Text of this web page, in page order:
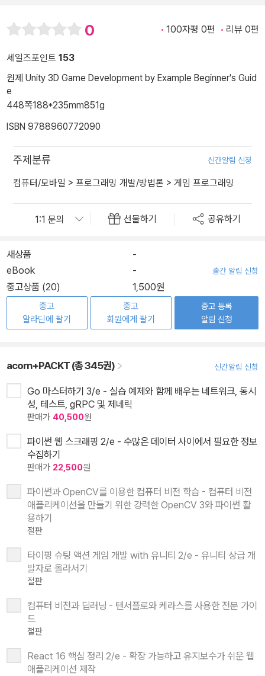
0 100자평 0편 리뷰 0편
세일즈포인트 153
원제 Unity 3D Game Development by Example Beginner's Guid
e
448쪽188*235mm851g
ISBN 9788960772090
주제분류 신간알림 신청
컴퓨터/모바일 > 프로그래밍 개발/방법론 > 게임 프로그래밍
선물하기 공유하기
새상품
-
eBook
- 출간 알림 신청
중고상품 (20) 1,500원
중고
알라딘에 팔기
중고
회원에게 팔기
중고 등록
알림 신청
acorn+PACKT (총 345권) 신간알림 신청
Go 마스터하기 3/e - 실습 예제와 함께 배우는 네트워크, 동시
성, 테스트, gRPC 및 제네릭
판매가 40,500원
파이썬 웹 스크래핑 2/e - 수많은 데이터 사이에서 필요한 정보
수집하기
판매가 22,500원
파이썬과 OpenCV를 이용한 컴퓨터 비전 학습 - 컴퓨터 비전
애플리케이션을 만들기 위한 강력한 OpenCV 3와 파이썬 활
용하기
절판
타이핑 슈팅 액션 게임 개발 with 유니티 2/e - 유니티 상급 개
발자로 올라서기
절판
컴퓨터 비전과 딥러닝 - 텐서플로와 케라스를 사용한 전문 가이
드
절판
React 16 핵심 정리 2/e - 확장 가능하고 유지보수가 쉬운 웹
애플리케이션 제작